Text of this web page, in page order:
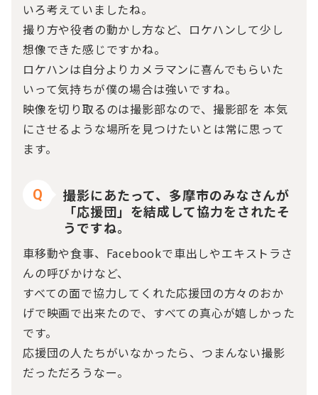
いろ考えていましたね。
撮り方や役者の動かし方など、ロケハンして少し
想像できた感じですかね。
ロケハンは自分よりカメラマンに喜んでもらいた
いって気持ちが僕の場合は強いですね。
映像を切り取るのは撮影部なので、撮影部を 本気
にさせるような場所を見つけたいとは常に思って
ます。
Q
撮影にあたって、多摩市のみなさんが
「応援団」を結成して協力をされたそ
うですね。
車移動や食事、Facebookで車出しやエキストラさ
んの呼びかけなど、
すべての面で協力してくれた応援団の方々のおか
げで映画で出来たので、すべての真心が嬉しかった
です。
応援団の人たちがいなかったら、つまんない撮影
だっただろうなー。